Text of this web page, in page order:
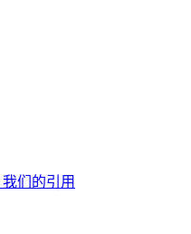
我们的引用